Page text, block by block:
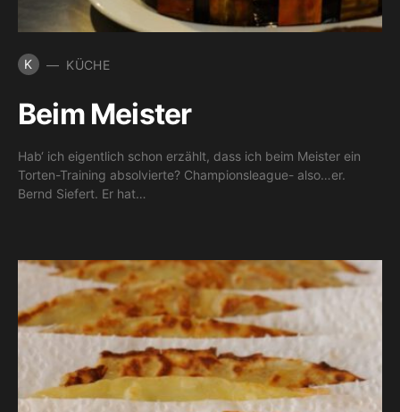
K KÜCHE
Beim Meister
Hab‘ ich eigentlich schon erzählt, dass ich beim Meister ein
Torten-Training absolvierte? Championsleague- also…er.
Bernd Siefert. Er hat…